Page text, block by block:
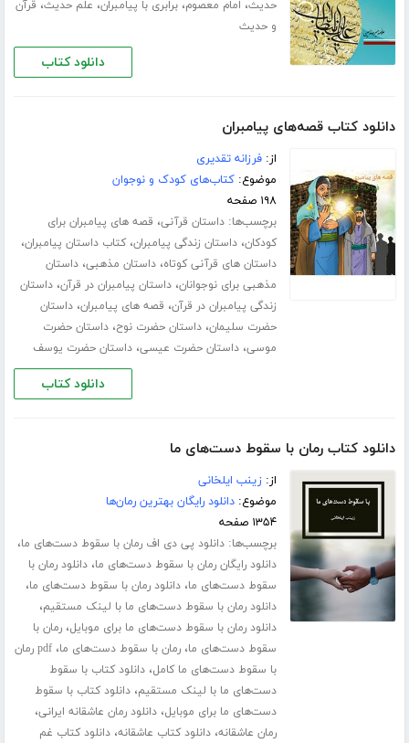
حدیث، امام معصوم،برابری با پیامبران، علم حدیث، قرآن
و حدیث
دانلود کتاب
دانلود کتاب قصه‌های پیامبران
از:فرزانه تقدیری
موضوع:کتاب‌های کودک و نوجوان
۱۹۸ صفحه
برچسب‌ها:داستان قرآنی، قصه های پیامبران برای
کودکان،داستان زندگی پیامبران،کتاب داستان پیامبران،
داستان های قرآنی کوتاه،داستان مذهبی،داستان
مذهبی برای نوجوانان،داستان پیامبران در قرآن،داستان
زندگی پیامبران در قرآن، قصه های پیامبران،داستان
حضرت سلیمان،داستان حضرت نوح،داستان حضرت
موسی،داستان حضرت عیسی،داستان حضرت یوسف
دانلود کتاب
دانلود کتاب رمان با سقوط دست‌های ما
از:زینب ایلخانی
موضوع:دانلود رایگان بهترین رمان‌ها
۱۳۵۴ صفحه
برچسب‌ها:دانلود پی دی اف رمان با سقوط دست‌های ما،
دانلود رایگان رمان با سقوط دست‌های ما،دانلود رمان با
سقوط دست‌های ما،دانلود رمان با سقوط دست‌های ما،
دانلود رمان با سقوط دست‌های ما با لینک مستقیم،
دانلود رمان با سقوط دست‌های ما برای موبایل،رمان با
سقوط دست‌های ما،رمان با سقوط دست‌های ما،
pdf رمان
با سقوط دست‌های ما کامل،دانلود کتاب با سقوط
دست‌های ما با لینک مستقیم،دانلود کتاب با سقوط
دست‌های ما برای موبایل،دانلود رمان عاشقانه ایرانی،
رمان عاشقانه،دانلود کتاب عاشقانه،دانلود کتاب غم